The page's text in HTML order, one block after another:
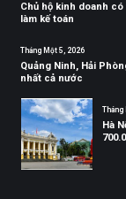
Chủ hộ kinh doanh
làm kế toán
Tháng Một 5, 2026
Quảng Ninh, Hải
nhất cả nước
Tháng
Hà